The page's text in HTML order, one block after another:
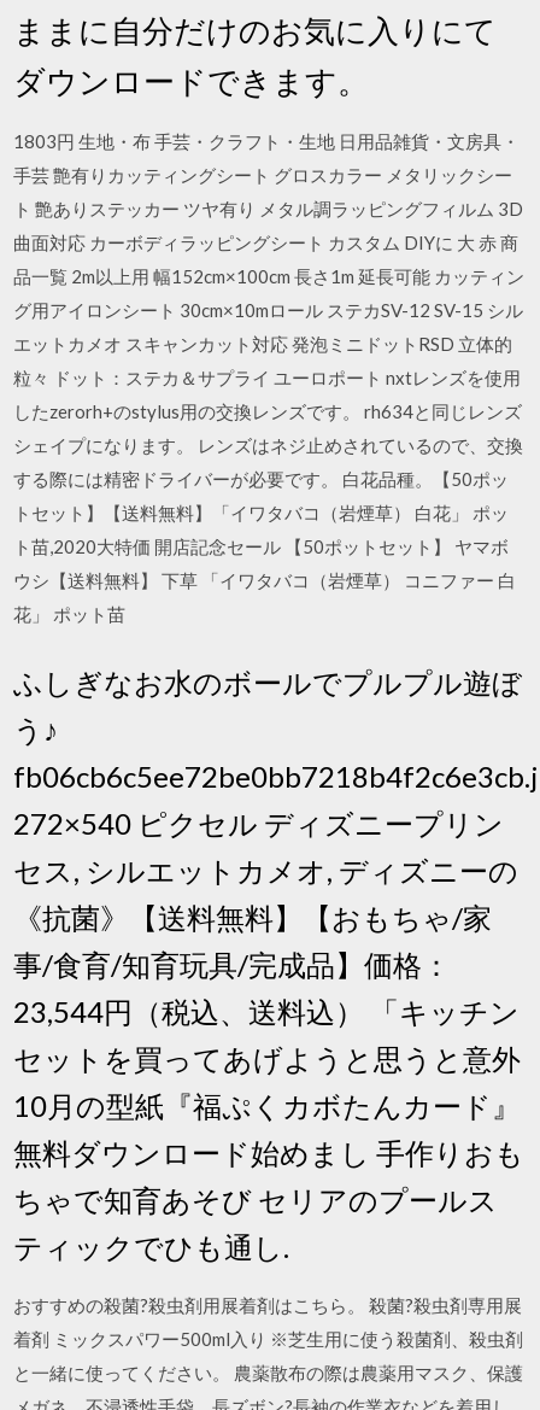
ままに自分だけのお気に入りにて
ダウンロードできます。
1803円 生地・布 手芸・クラフト・生地 日用品雑貨・文房具・
手芸 艶有りカッティングシート グロスカラー メタリックシー
ト 艶ありステッカー ツヤ有り メタル調ラッピングフィルム 3D
曲面対応 カーボディラッピングシート カスタム DIYに 大 赤 商
品一覧 2m以上用 幅152cm×100cm 長さ1m 延長可能 カッティン
グ用アイロンシート 30cm×10mロール ステカSV-12 SV-15 シル
エットカメオ スキャンカット対応 発泡ミニドットRSD 立体的
粒々 ドット：ステカ＆サプライ ユーロポート nxtレンズを使用
したzerorh+のstylus用の交換レンズです。 rh634と同じレンズ
シェイプになります。 レンズはネジ止めされているので、交換
する際には精密ドライバーが必要です。 白花品種。【50ポッ
トセット】【送料無料】「イワタバコ（岩煙草） 白花」 ポッ
ト苗,2020大特価 開店記念セール 【50ポットセット】 ヤマボ
ウシ【送料無料】 下草 「イワタバコ（岩煙草） コニファー 白
花」 ポット苗
ふしぎなお水のボールでプルプル遊ぼ
う♪
272×540 ピクセル ディズニープリン
セス, シルエットカメオ, ディズニーの
《抗菌》【送料無料】【おもちゃ/家
事/食育/知育玩具/完成品】価格：
23,544円（税込、送料込） 「キッチン
セットを買ってあげようと思うと意外
10月の型紙『福ぷくカボたんカード』
無料ダウンロード始めまし 手作りおも
ちゃで知育あそび セリアのプールス
ティックでひも通し.
おすすめの殺菌?殺虫剤用展着剤はこちら。 殺菌?殺虫剤専用展
着剤 ミックスパワー500ml入り ※芝生用に使う殺菌剤、殺虫剤
と一緒に使ってください。 農薬散布の際は農薬用マスク、保護